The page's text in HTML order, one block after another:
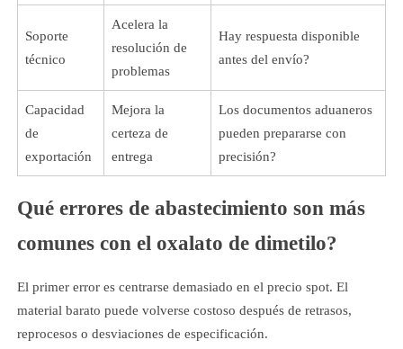
Soporte
técnico
Acelera la
resolución de
problemas
Hay respuesta disponible
antes del envío?
Capacidad
de
exportación
Mejora la
certeza de
entrega
Los documentos aduaneros
pueden prepararse con
precisión?
Qué errores de abastecimiento son más
comunes con el oxalato de dimetilo?
El primer error es centrarse demasiado en el precio spot. El
material barato puede volverse costoso después de retrasos,
reprocesos o desviaciones de especificación.